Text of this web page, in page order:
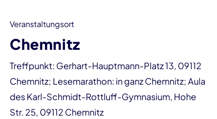
Veranstaltungsort
Chemnitz
Treffpunkt: Gerhart-Hauptmann-Platz 13, 09112
Chemnitz; Lesemarathon: in ganz Chemnitz; Aula
des Karl-Schmidt-Rottluff-Gymnasium, Hohe
Str. 25, 09112 Chemnitz